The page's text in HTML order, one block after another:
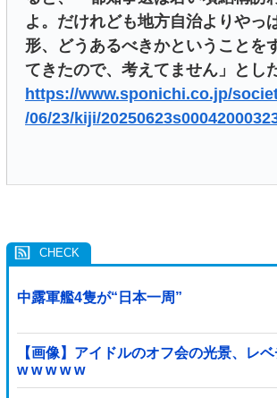
よ。だけれども地方自治よりやっ
形、どうあるべきかということを
てきたので、考えてません」とし
https://www.sponichi.co.jp/
/06/23/kiji/
中露軍艦4隻が“日本一周”
【画像】アイドルのオフ会の光景、レ
w w w w w